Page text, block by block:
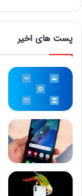
پست های اخیر